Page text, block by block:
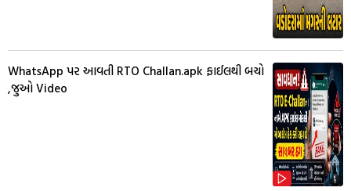
WhatsApp પર આવતી RTO Challan.apk ફાઈલથી બચો
,જુઓ Video